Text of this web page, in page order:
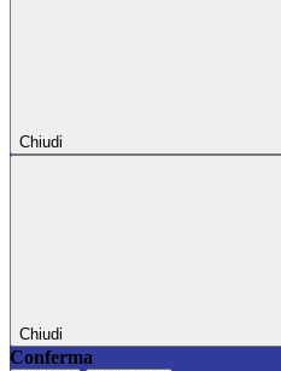
Chiudi
Chiudi
Conferma